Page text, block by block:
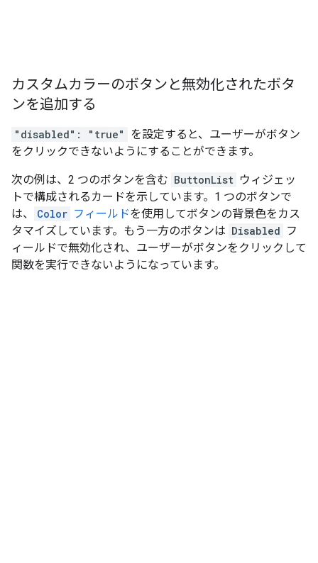
カスタムカラーのボタンと無効化されたボタ
ンを追加する
"disabled": "true"
を設定すると、ユーザーがボタン
をクリックできないようにすることができます。
次の例は、2 つのボタンを含む ButtonList ウィジェッ
トで構成されるカードを示しています。1 つのボタンで
は、
Color フィールドを使用してボタンの背景色をカス
タマイズしています。もう一方のボタンは Disabled フ
ィールドで無効化され、ユーザーがボタンをクリックして
関数を実行できないようになっています。